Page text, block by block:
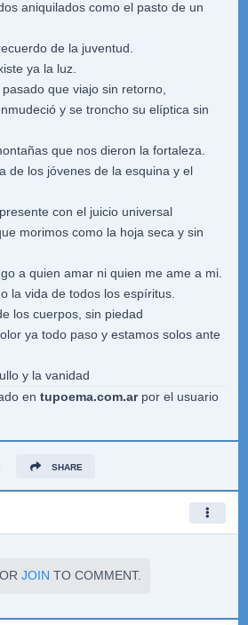
aniquilados como el pasto de un
de la juventud.
ya la luz.
que viajo sin retorno,
y se troncho su elíptica sin
que nos dieron la fortaleza.
de los jóvenes de la esquina y el
con el juicio universal
morimos como la hoja seca y sin
a quien amar ni quien me ame a mi.
la vida de todos los espíritus.
los cuerpos, sin piedad
ya todo paso y estamos solos ante
y la vanidad
en tupoema.com.arpor el usuario
SHARE
OR JOIN TO COMMENT.